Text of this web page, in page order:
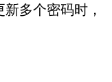
多个密码时，